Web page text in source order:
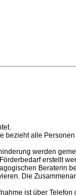
alle
werden
erstellt
Beraterin
Die
ist über